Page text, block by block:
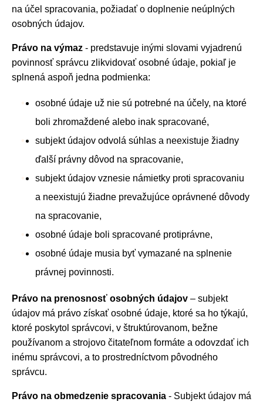
na účel spracovania, požiadať o doplnenie neúplných
osobných údajov.
Právo na výmaz - predstavuje inými slovami vyjadrenú
povinnosť správcu zlikvidovať osobné údaje, pokiaľ je
splnená aspoň jedna podmienka:
osobné údaje už nie sú potrebné na účely, na ktoré
boli zhromaždené alebo inak spracované,
subjekt údajov odvolá súhlas a neexistuje žiadny
ďalší právny dôvod na spracovanie,
subjekt údajov vznesie námietky proti spracovaniu
a neexistujú žiadne prevažujúce oprávnené dôvody
na spracovanie,
osobné údaje boli spracované protiprávne,
osobné údaje musia byť vymazané na splnenie
právnej povinnosti.
Právo na prenosnosť osobných údajov – subjekt
údajov má právo získať osobné údaje, ktoré sa ho týkajú,
ktoré poskytol správcovi, v štruktúrovanom, bežne
používanom a strojovo čitateľnom formáte a odovzdať ich
inému správcovi, a to prostredníctvom pôvodného
správcu.
Právo na obmedzenie spracovania - Subjekt údajov má